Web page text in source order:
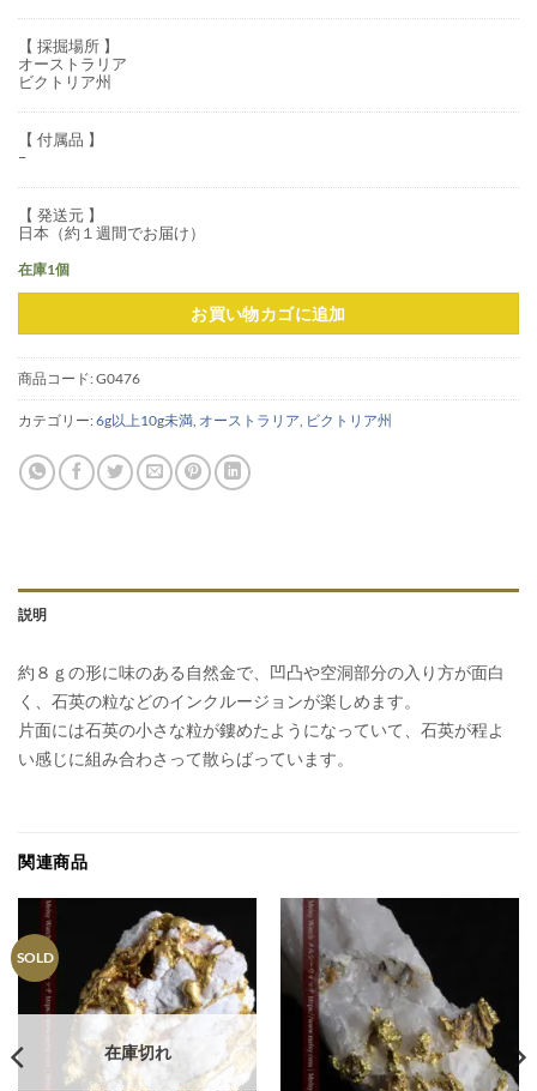
【 採掘場所 】
オーストラリア
ビクトリア州
【 付属品 】
–
【 発送元 】
日本（約１週間でお届け）
在庫1個
お買い物カゴに追加
商品コード:G0476
カテゴリー:6g以上10g未満 オーストラリア ビクトリア州
説明
約８ｇの形に味のある自然金で、凹凸や空洞部分の入り方が面白
く、石英の粒などのインクルージョンが楽しめます。
片面には石英の小さな粒が鏤めたようになっていて、石英が程よ
い感じに組み合わさって散らばっています。
関連商品
SOLD
在庫切れ